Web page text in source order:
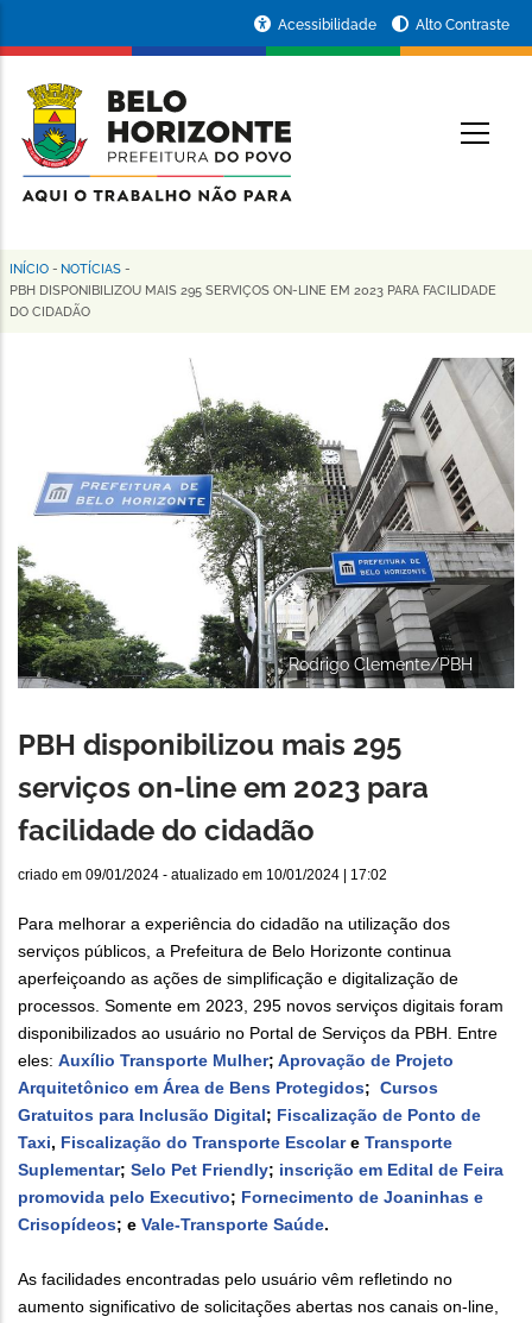
conteúdo
principal
da
Prefeitura
de
Horizonte
Acessibilidade Alto Contraste
Trilha
de
INÍCIO - NOTÍCIAS -
PBH DISPONIBILIZOU MAIS 295 SERVIÇOS ON-LINE EM 2023 PARA FACILIDADE
DO CIDADÃO
Rodrigo Clemente/PBH
PBH disponibilizou mais 295
serviços on-line em 2023 para
facilidade do cidadão
criado em 09/01/2024 - atualizado em 10/01/2024 | 17:02
Para melhorar a experiência do cidadão na utilização dos
serviços públicos, a Prefeitura de Belo Horizonte continua
aperfeiçoando as ações de simplificação e digitalização de
processos. Somente em 2023, 295 novos serviços digitais foram
disponibilizados ao usuário no Portal de Serviços da PBH. Entre
eles: Auxílio Transporte Mulher; Aprovação de Projeto
Arquitetônico em Área de Bens Protegidos; Cursos
Gratuitos para Inclusão Digital; Fiscalização de Ponto de
Taxi, Fiscalização do Transporte Escolare Transporte
Suplementar; Selo Pet Friendly; inscrição em Edital de Feira
promovida pelo Executivo; Fornecimento de Joaninhas e
Crisopídeos; e Vale-Transporte Saúde.
As facilidades encontradas pelo usuário vêm refletindo no
aumento significativo de solicitações abertas nos canais on-line,